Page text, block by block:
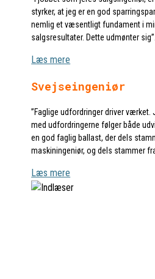
styrker, at jeg er en god
nemlig et væsentligt fundament i
salgsresultater. Dette udmønter sig”.
Læs mere
Svejseingeniør
”Faglige udfordringer driver værket.
med udfordringerne følger både
en god faglig ballast, der dels
maskiningeniør, og dels stammer
Læs mere